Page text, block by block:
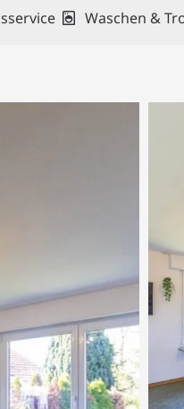
Waschen &